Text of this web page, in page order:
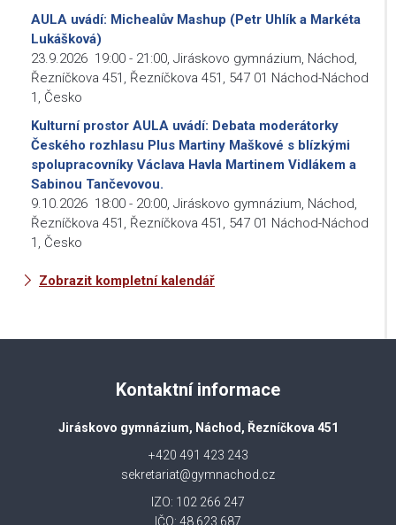
AULA uvádí: Michealův Mashup (Petr Uhlík a Markéta
Lukášková)
23.9.2026 19:00 - 21:00, Jiráskovo gymnázium, Náchod,
Řezníčkova 451, Řezníčkova 451, 547 01 Náchod-Náchod
1, Česko
Kulturní prostor AULA uvádí: Debata moderátorky
Českého rozhlasu Plus Martiny Maškové s blízkými
spolupracovníky Václava Havla Martinem Vidlákem a
Sabinou Tančevovou.
9.10.2026 18:00 - 20:00, Jiráskovo gymnázium, Náchod,
Řezníčkova 451, Řezníčkova 451, 547 01 Náchod-Náchod
1, Česko
Zobrazit kompletní kalendář
Kontaktní informace
Jiráskovo gymnázium, Náchod, Řezníčkova 451
+420 491 423 243
sekretariat@gymnachod.cz
IZO: 102 266 247
IČO: 48 623 687